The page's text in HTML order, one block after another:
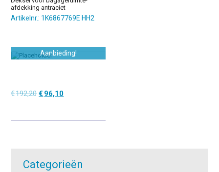
afdekking antraciet
Artikelnr.: 1K6867769E HH2
Aanbieding!
€192,20Oorspronkelijke
€192,20.
€ 96,10Huidige
€96,10.
Categorieën